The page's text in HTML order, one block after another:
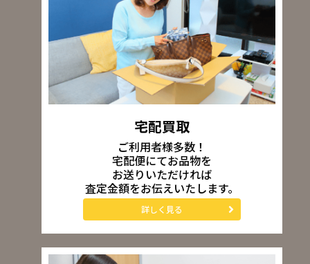
宅配買取
ご利用者様多数！
宅配便にてお品物を
お送りいただければ
査定金額をお伝えいたします。
詳しく見る